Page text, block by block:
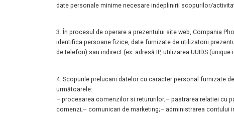
date personale minime necesare indeplinirii scopurilor/
3. În procesul de operare a prezentului site web, Compania
identifica persoane fizice, date furnizate de utilizatorii
de telefon) sau indirect (ex. adresă IP, utilizarea UUIDS
4. Scopurile prelucarii datelor cu caracter personal furnizate
următoarele:
– procesarea comenzilor si retururilor;– pastrarea relatiei cu
comenzi;– comunicari de marketing;– administrarea contului